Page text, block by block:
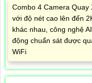
Combo 4 Camera Quay
với độ nét cao lên đến
khác nhau, công nghệ
động chuẩn sát được
WiFi